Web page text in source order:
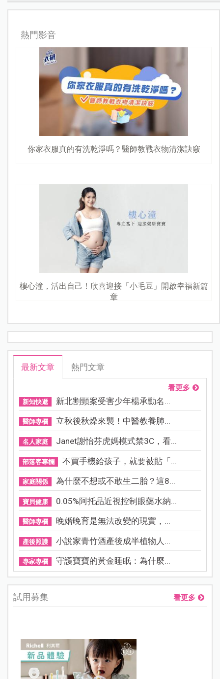
熱門影音
你家衣服真的有洗乾淨嗎？醫師教戰衣物清潔訣竅
樓心潼，活出自己！欣喜迎接「小毛豆」開啟幸福新篇
章
最新文章 熱門文章
看更多
新知快遞 新北割頸案受害少年楊承勳名...
醫師專欄 立秋後秋燥來襲！中醫教養肺...
名人家庭 Janet謝怡芬虎媽模式禁3C，看...
部落客專欄 不買手機給孩子，就要被貼「...
家庭關係 為什麼不想或不敢生二胎？這8...
寶貝健康 0.05%阿托品近視控制眼藥水納...
醫師專欄 晚婚晚育是無法改變的現實，...
產後照護 小說家青竹酒產後成半植物人...
專家專欄 守護寶寶的黃金睡眠：為什麼...
試用募集 看更多